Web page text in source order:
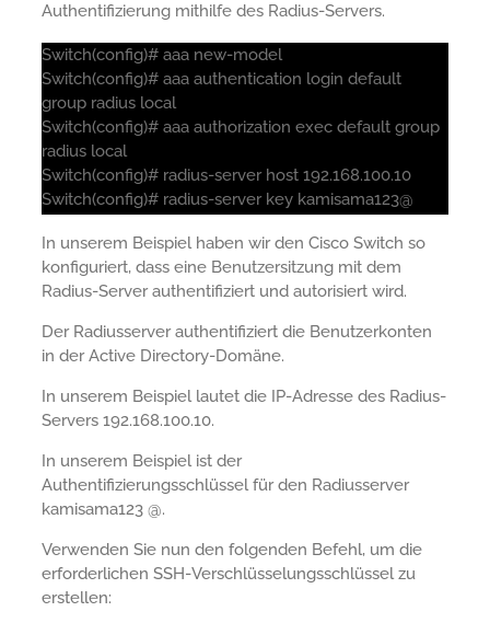
Authentifizierung mithilfe des Radius-Servers.
Switch(config)# aaa new-model
Switch(config)# aaa authentication login default
group radius local
Switch(config)# aaa authorization exec default group
radius local
Switch(config)# radius-server host 192.168.100.10
Switch(config)# radius-server key kamisama123@
In unserem Beispiel haben wir den Cisco Switch so
konfiguriert, dass eine Benutzersitzung mit dem
Radius-Server authentifiziert und autorisiert wird.
Der Radiusserver authentifiziert die Benutzerkonten
in der Active Directory-Domäne.
In unserem Beispiel lautet die IP-Adresse des Radius-
Servers 192.168.100.10.
In unserem Beispiel ist der
Authentifizierungsschlüssel für den Radiusserver
kamisama123 @.
Verwenden Sie nun den folgenden Befehl, um die
erforderlichen SSH-Verschlüsselungsschlüssel zu
erstellen: